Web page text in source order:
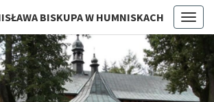
BISKUPA W HUMNISKACH